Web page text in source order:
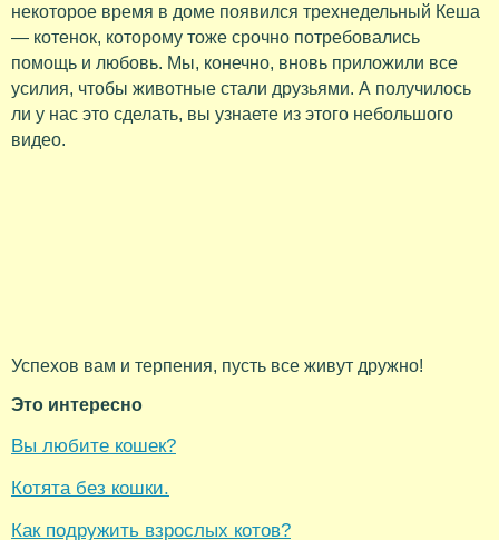
некоторое время в доме появился трехнедельный Кеша
— котенок, которому тоже срочно потребовались
помощь и любовь. Мы, конечно, вновь приложили все
усилия, чтобы животные стали друзьями. А получилось
ли у нас это сделать, вы узнаете из этого небольшого
видео.
Успехов вам и терпения, пусть все живут дружно!
Это интересно
Вы любите кошек?
Котята без кошки.
Как подружить взрослых котов?